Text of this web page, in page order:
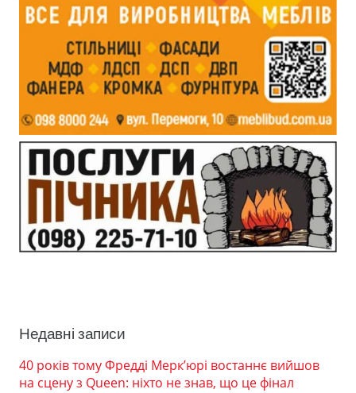
Недавні записи
40 років тому Фредді Мерк’юрі востаннє вийшов
на сцену з Queen: ніхто не знав, що це фінал